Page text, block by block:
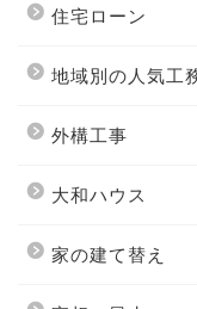
住宅ローン
地域別の人気工
外構工事
大和ハウス
家の建て替え